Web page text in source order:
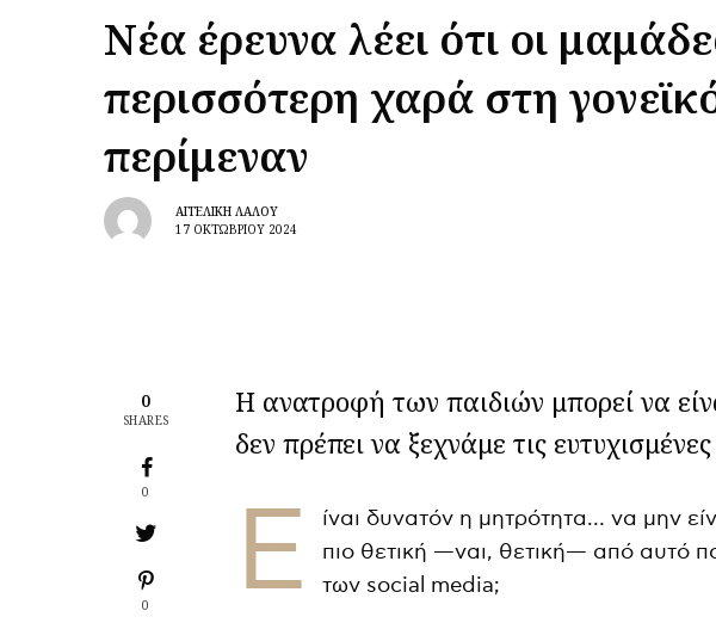
Νέα έρευνα λέει ότι οι
περισσότερη χαρά στη
περίμεναν
ΑΓΓΕΛΙΚΉ ΛΆΛΟΥ
17 ΟΚΤΩΒΡΊΟΥ 2024
0
SHARES
0
0
Η ανατροφή των παιδιών μπορεί να
δεν πρέπει να ξεχνάμε τις
Ε
ίναι δυνατόν η μητρότητα… να μην
πιο θετική —ναι, θετική— από αυτό
των social media;